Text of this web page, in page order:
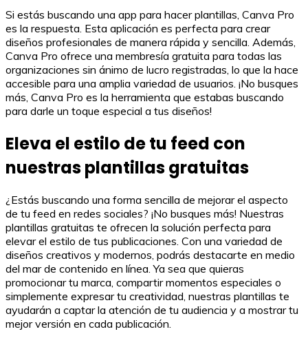
Si estás buscando una app para hacer plantillas, Canva Pro
es la respuesta. Esta aplicación es perfecta para crear
diseños profesionales de manera rápida y sencilla. Además,
Canva Pro ofrece una membresía gratuita para todas las
organizaciones sin ánimo de lucro registradas, lo que la hace
accesible para una amplia variedad de usuarios. ¡No busques
más, Canva Pro es la herramienta que estabas buscando
para darle un toque especial a tus diseños!
Eleva el estilo de tu feed con
nuestras plantillas gratuitas
¿Estás buscando una forma sencilla de mejorar el aspecto
de tu feed en redes sociales? ¡No busques más! Nuestras
plantillas gratuitas te ofrecen la solución perfecta para
elevar el estilo de tus publicaciones. Con una variedad de
diseños creativos y modernos, podrás destacarte en medio
del mar de contenido en línea. Ya sea que quieras
promocionar tu marca, compartir momentos especiales o
simplemente expresar tu creatividad, nuestras plantillas te
ayudarán a captar la atención de tu audiencia y a mostrar tu
mejor versión en cada publicación.